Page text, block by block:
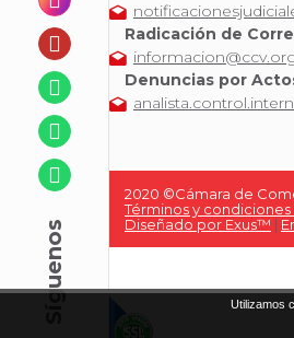
Radicación de
Denuncias por
2020 ©Cámara de
Términos y condiciones
Diseñado por Exus™ |
Utilizamos